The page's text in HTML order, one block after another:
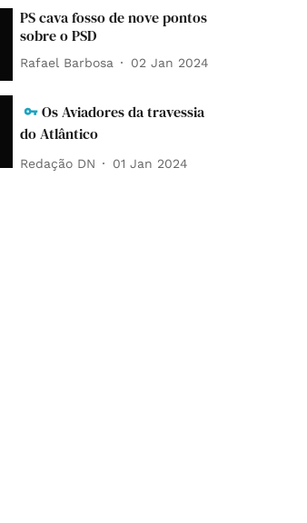
PS cava fosso de nove pontos
sobre o PSD
Rafael Barbosa 02 Jan 2024
Os Aviadores da travessia
do Atlântico
Redação DN 01 Jan 2024